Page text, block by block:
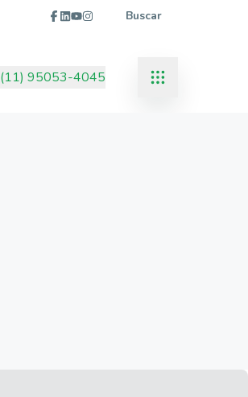
Buscar
(11) 95053-4045